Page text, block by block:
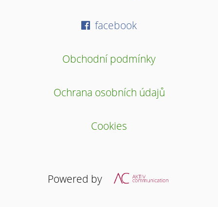
facebook
Obchodní podmínky
Ochrana osobních údajů
Cookies
Powered by